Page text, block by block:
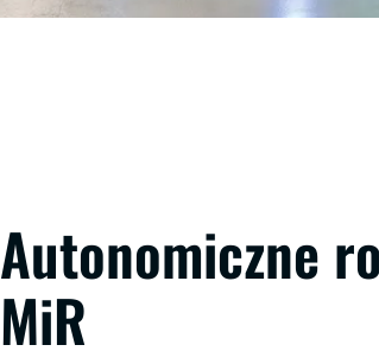
Autonomiczne
MiR